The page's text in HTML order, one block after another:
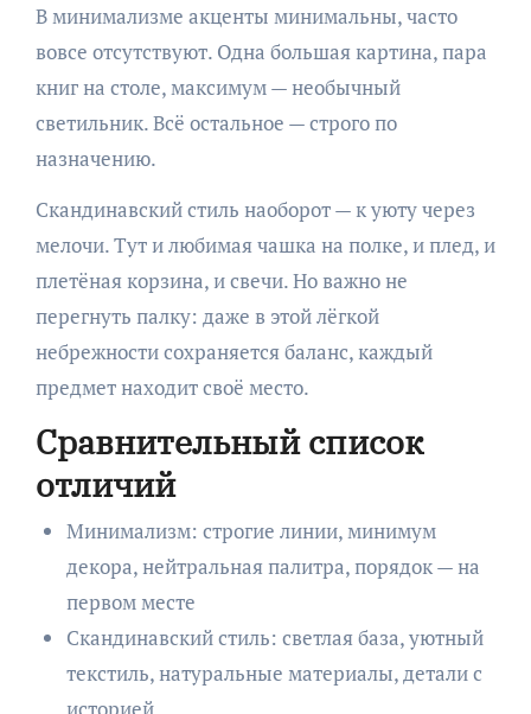
В минимализме акценты минимальны, часто
вовсе отсутствуют. Одна большая картина, пара
книг на столе, максимум — необычный
светильник. Всё остальное — строго по
назначению.
Скандинавский стиль наоборот — к уюту через
мелочи. Тут и любимая чашка на полке, и плед, и
плетёная корзина, и свечи. Но важно не
перегнуть палку: даже в этой лёгкой
небрежности сохраняется баланс, каждый
предмет находит своё место.
Сравнительный список
отличий
Минимализм: строгие линии, минимум
декора, нейтральная палитра, порядок — на
первом месте
Скандинавский стиль: светлая база, уютный
текстиль, натуральные материалы, детали с